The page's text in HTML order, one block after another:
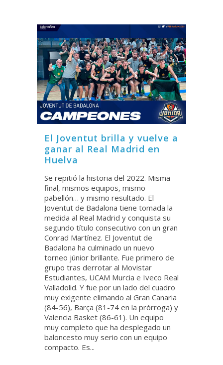
El Joventut brilla y vuelve a
ganar al Real Madrid en
Huelva
Se repitió la historia del 2022. Misma
final, mismos equipos, mismo
pabellón… y mismo resultado. El
Joventut de Badalona tiene tomada la
medida al Real Madrid y conquista su
segundo título consecutivo con un gran
Conrad Martínez. El Joventut de
Badalona ha culminado un nuevo
torneo júnior brillante. Fue primero de
grupo tras derrotar al Movistar
Estudiantes, UCAM Murcia e Iveco Real
Valladolid. Y fue por un lado del cuadro
muy exigente elimando al Gran Canaria
(84-56), Barça (81-74 en la prórroga) y
Valencia Basket (86-61). Un equipo
muy completo que ha desplegado un
baloncesto muy serio con un equipo
compacto. Es...